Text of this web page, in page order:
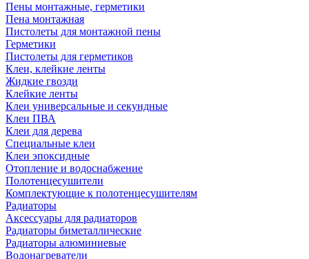
Пены монтажные, герметики
Пена монтажная
Пистолеты для монтажной пены
Герметики
Пистолеты для герметиков
Клеи, клейкие ленты
Жидкие гвозди
Клейкие ленты
Клеи универсальные и секундные
Клеи ПВА
Клеи для дерева
Специальные клеи
Клеи эпоксидные
Отопление и водоснабжение
Полотенцесушители
Комплектующие к полотенцесушителям
Радиаторы
Аксессуары для радиаторов
Радиаторы биметаллические
Радиаторы алюминиевые
Водонагреватели